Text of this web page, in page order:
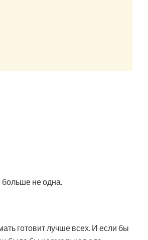
больше не одна.
готовит лучше всех. И если бы